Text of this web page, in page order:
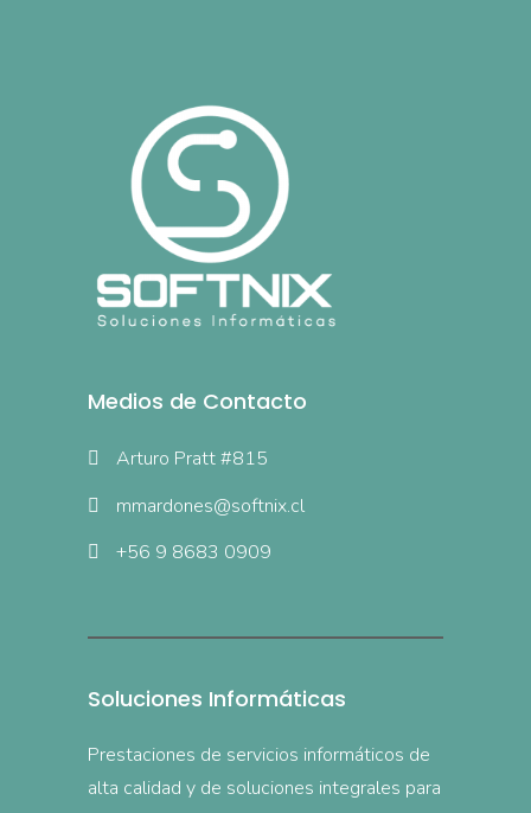
Medios de Contacto
Arturo Pratt #815
mmardones@softnix.cl
+56 9 8683 0909
Soluciones Informáticas
Prestaciones de servicios informáticos de
alta calidad y de soluciones integrales para